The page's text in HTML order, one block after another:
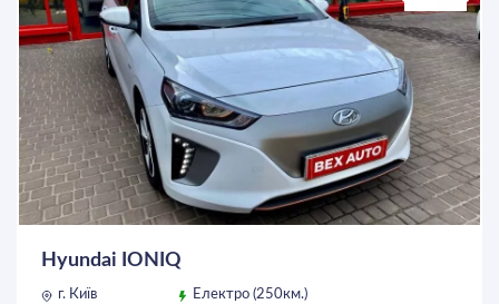
Hyundai IONIQ
г. Київ
Електро (250км.)